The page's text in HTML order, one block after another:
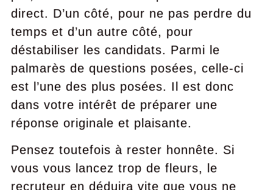
direct. D’un côté, pour ne pas perdre du
temps et d’un autre côté, pour
déstabiliser les candidats. Parmi le
palmarès de questions posées, celle-ci
est l’une des plus posées. Il est donc
dans votre intérêt de préparer une
réponse originale et plaisante.
Pensez toutefois à rester honnête. Si
vous vous lancez trop de fleurs, le
recruteur en déduira vite que vous ne